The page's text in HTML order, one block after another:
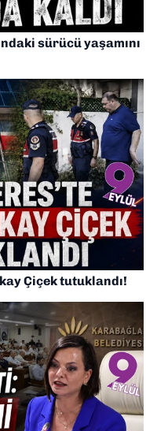
sürücü yaşamını
Çiçek tutuklandı!